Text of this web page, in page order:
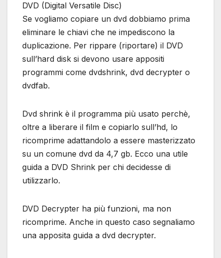
DVD (Digital Versatile Disc)
Se vogliamo copiare un dvd dobbiamo prima
eliminare le chiavi che ne impediscono la
duplicazione. Per rippare (riportare) il DVD
sull’hard disk si devono usare appositi
programmi come dvdshrink, dvd decrypter o
dvdfab.
Dvd shrink è il programma più usato perchè,
oltre a liberare il film e copiarlo sull’hd, lo
ricomprime adattandolo a essere masterizzato
su un comune dvd da 4,7 gb. Ecco una utile
guida a DVD Shrink per chi decidesse di
utilizzarlo.
DVD Decrypter ha più funzioni, ma non
ricomprime. Anche in questo caso segnaliamo
una apposita guida a dvd decrypter.